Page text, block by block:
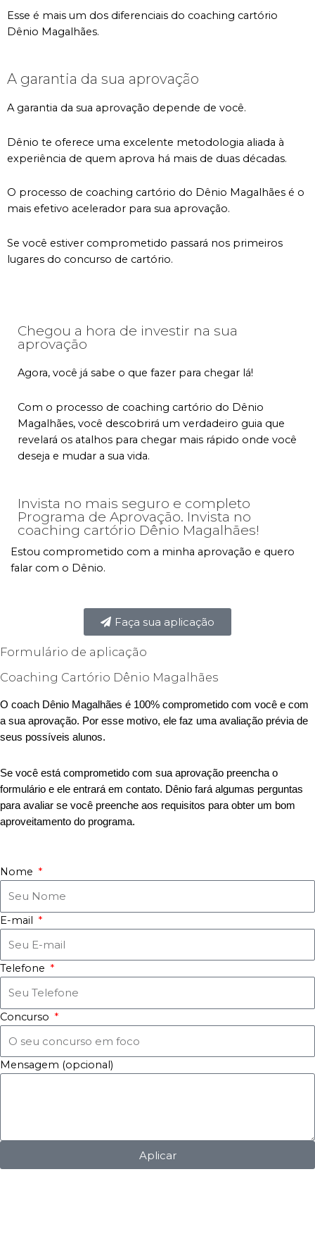
Esse é mais um dos diferenciais do coaching cartório
Dênio Magalhães.
A garantia da sua aprovação
A garantia da sua aprovação depende de você.
Dênio te oferece uma excelente metodologia aliada à
experiência de quem aprova há mais de duas décadas.
O processo de coaching cartório do Dênio Magalhães é o
mais efetivo acelerador para sua aprovação.
Se você estiver comprometido passará nos primeiros
lugares do concurso de cartório.
Chegou a hora de investir na sua
aprovação
Agora, você já sabe o que fazer para chegar lá!
Com o processo de coaching cartório do Dênio
Magalhães, você descobrirá um verdadeiro guia que
revelará os atalhos para chegar mais rápido onde você
deseja e mudar a sua vida.
Invista no mais seguro e completo
Programa de Aprovação. Invista no
coaching cartório Dênio Magalhães!
Estou comprometido com a minha aprovação e quero
falar com o Dênio.
Faça sua aplicação
Formulário de aplicação
Coaching Cartório Dênio Magalhães
O coach Dênio Magalhães é 100% comprometido com você e com
a sua aprovação. Por esse motivo, ele faz uma avaliação prévia de
seus possíveis alunos.
Se você está comprometido com sua aprovação preencha o
formulário e ele entrará em contato. Dênio fará algumas perguntas
para avaliar se você preenche aos requisitos para obter um bom
aproveitamento do programa.
Nome
E-mail
Telefone
Concurso
Mensagem (opcional)
Aplicar